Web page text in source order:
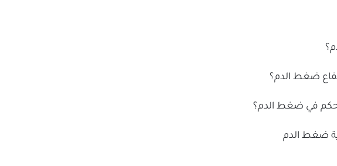
ضغط الدم؟
في ضغط الدم؟
ضغط الدم